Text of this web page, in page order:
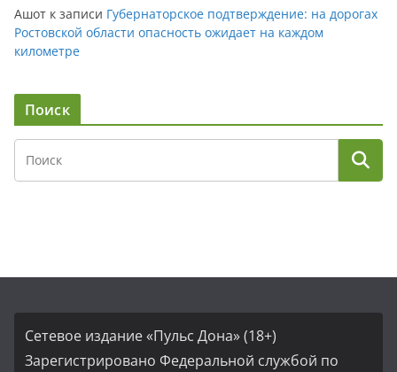
Ашот к записи Губернаторское подтверждение: на дорогах
Ростовской области опасность ожидает на каждом
километре
Поиск
Сетевое издание «Пульс Дона» (18+)
Зарегистрировано Федеральной службой по